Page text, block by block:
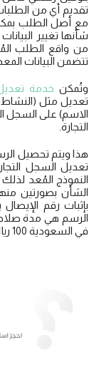
تقديم أي من
مع أصل الطلب
شأنها تغيير
من واقع الطلب
تتضمن البيانات
وتُمكن خدمة
تعديل مثل (النشاط
الاسم) على السجل
التجارة.
هذا ويتم تحصيل
تعديل السجل
النموذج المُعد
الشأن بصورتين
بإثبات رقم
الرسم هي مدة
في السعودية 100 ريال سعودي للسجل الرئيسي أو الفرعي.